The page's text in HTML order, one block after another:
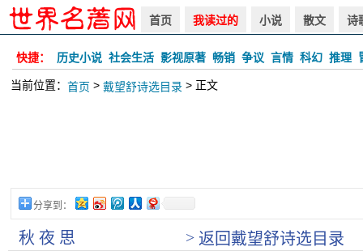
首页 我读过的 小说 散文 诗
快捷： 历史小说 社会生活 影视原著 畅销 争议 言情 科幻 推理
当前位置： 首页 > 戴望舒诗选目录 > 正文
分享到：
秋 夜 思 > 返回戴望舒诗选目录